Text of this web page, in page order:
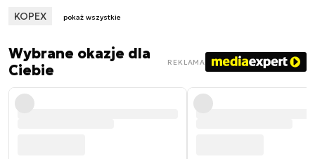
KOPEX pokaż wszystkie
Wybrane okazje dla
Ciebie
REKLAMA